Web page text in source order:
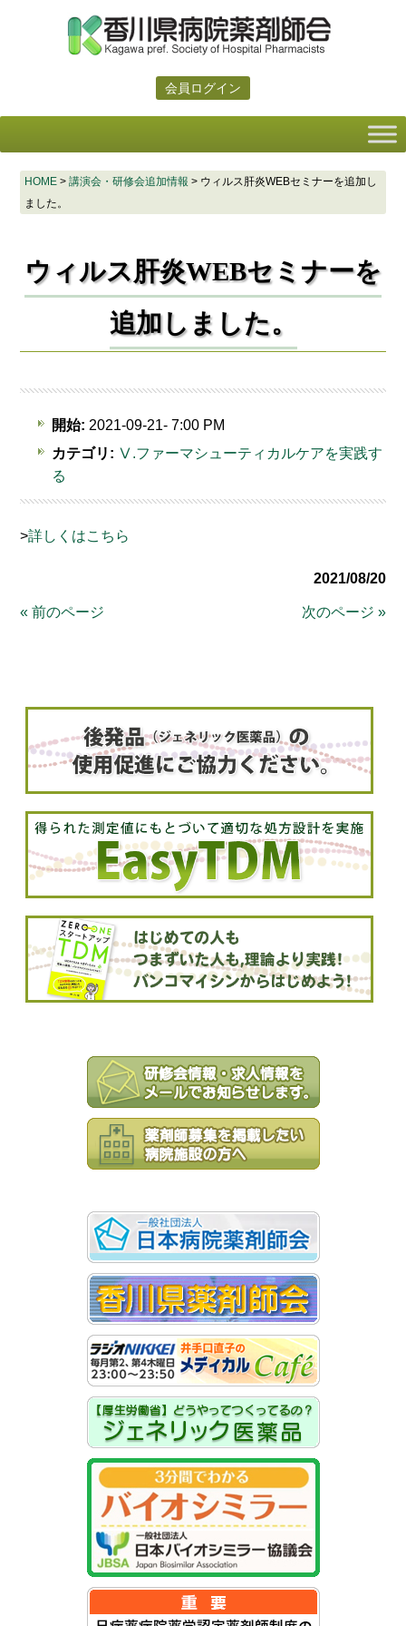
会員ログイン
HOME> 講演会・研修会追加情報 > ウィルス肝炎WEBセミナーを追加し
ました。
ウィルス肝炎WEBセミナーを
追加しました。
開始: 2021-09-21- 7:00 PM
カテゴリ: Ⅴ.ファーマシューティカルケアを実践す
る
>詳しくはこちら
2021/08/20
« 前のページ 次のページ »